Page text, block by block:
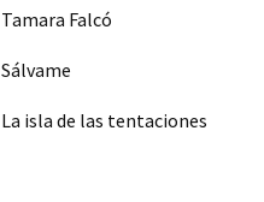
Tamara Falcó
Sálvame
La isla de las tentaciones